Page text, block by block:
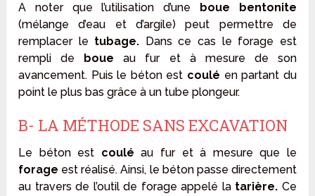
A noter que l’utilisation d’une
boue bentonite
(mélange d’eau et d’argile) peut permettre de
remplacer le tubage. Dans ce cas le forage est
rempli de
boue au fur et à mesure de son
avancement. Puis le béton est coulé en partant du
point le plus bas grâce à un tube plongeur.
B- LA MÉTHODE SANS EXCAVATION
Le béton est coulé au fur et à mesure que le
forage est réalisé. Ainsi, le béton passe directement
au travers de l’outil de forage appelé la tarière. Ce